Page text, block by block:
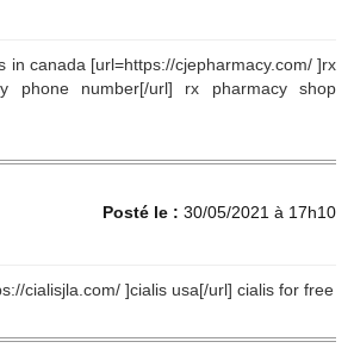
in canada [url=https://cjepharmacy.com/ ]rx
phone number[/url] rx pharmacy shop
Posté le : 30/05/2021 à 17h10
cialisjla.com/ ]cialis usa[/url] cialis for free